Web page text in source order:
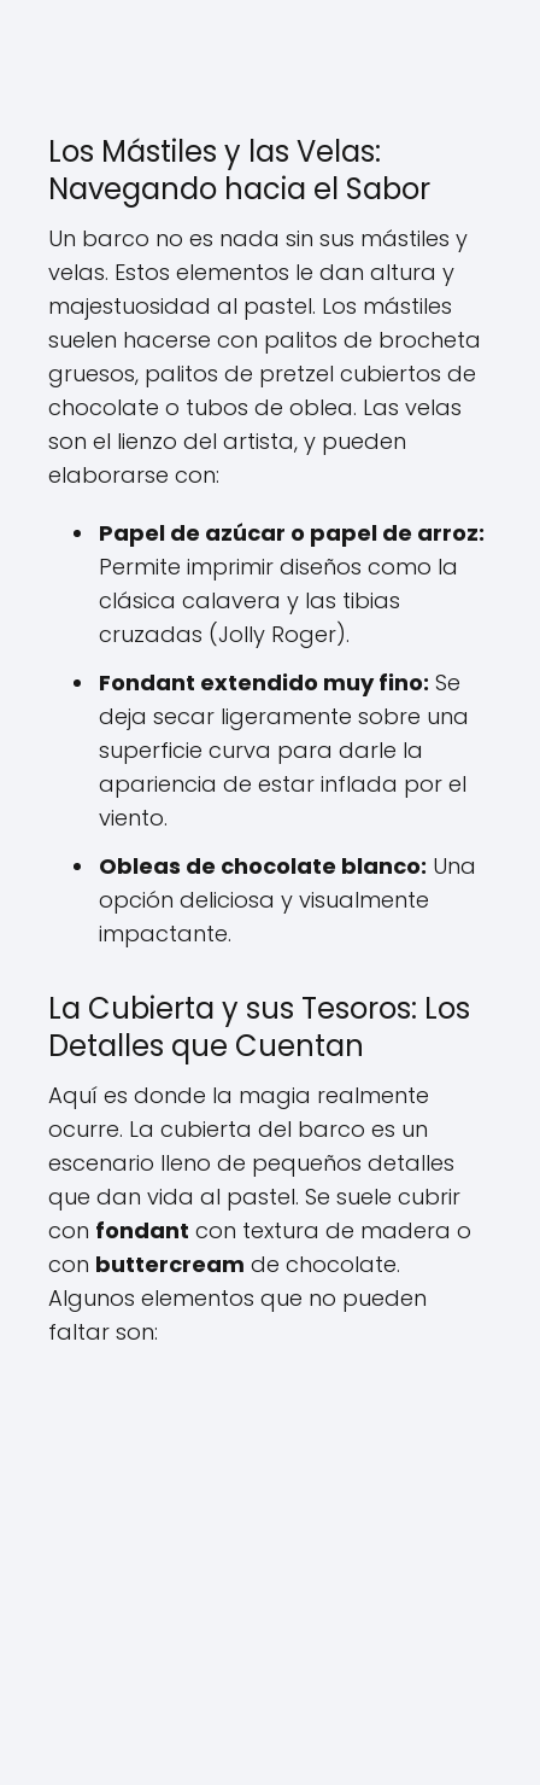
Los Mástiles y las Velas:
Navegando hacia el Sabor
Un barco no es nada sin sus mástiles y
velas. Estos elementos le dan altura y
majestuosidad al pastel. Los mástiles
suelen hacerse con palitos de brocheta
gruesos, palitos de pretzel cubiertos de
chocolate o tubos de oblea. Las velas
son el lienzo del artista, y pueden
elaborarse con:
Papel de azúcar o papel de arroz:
Permite imprimir diseños como la
clásica calavera y las tibias
cruzadas (Jolly Roger).
Fondant extendido muy fino: Se
deja secar ligeramente sobre una
superficie curva para darle la
apariencia de estar inflada por el
viento.
Obleas de chocolate blanco: Una
opción deliciosa y visualmente
impactante.
La Cubierta y sus Tesoros: Los
Detalles que Cuentan
Aquí es donde la magia realmente
ocurre. La cubierta del barco es un
escenario lleno de pequeños detalles
que dan vida al pastel. Se suele cubrir
con fondant con textura de madera o
con buttercream de chocolate.
Algunos elementos que no pueden
faltar son: